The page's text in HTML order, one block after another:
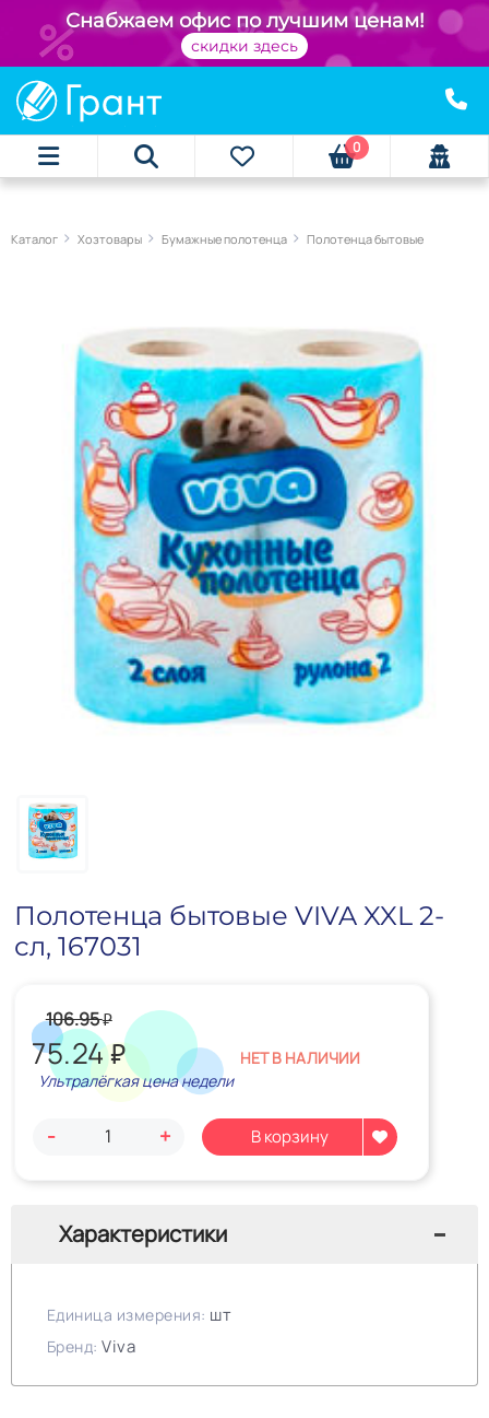
Снабжаем офис по лучшим ценам!
скидки здесь
0
Каталог Хозтовары Бумажные полотенца Полотенца бытовые
Полотенца бытовые VIVA XXL 2-
сл, 167031
106.95₽
75.24₽
Ультралёгкая цена недели
НЕТ В НАЛИЧИИ
- +
Характеристики
Единица измерения: шт
Бренд: Viva